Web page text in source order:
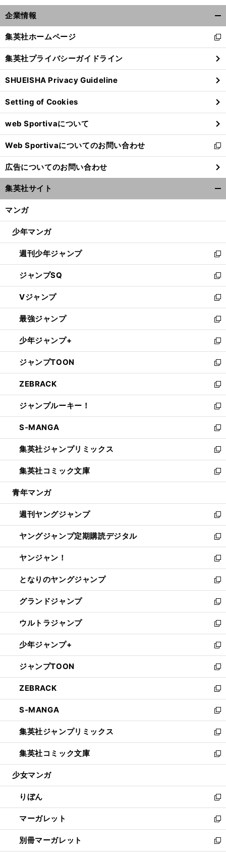
企業情報
閉
る
集英社ホームページ
新
し
い
ウ
ィ
ン
ド
ウ
で
開
く
集英社プライバシーガイドライン
SHUEISHA Privacy Guideline
Setting of Cookies
web Sportivaについて
Web Sportivaについてのお問い合わせ
新
し
い
ウ
ィ
ン
ウ
開
く
広告についてのお問い合わせ
集英社サイト
マンガ
少年マンガ
週刊少年ジャンプ
新
し
い
ウ
ィ
ン
ド
ウ
で
開
く
ジャンプSQ
新
し
い
ウ
ィ
ン
ド
ウ
で
開
く
Vジャンプ
新
し
い
ウ
ィ
ン
ド
ウ
で
開
く
最強ジャンプ
新
し
い
ウ
ィ
ン
ド
ウ
で
開
く
少年ジャンプ+
新
し
い
ウ
ィ
ン
ド
ウ
で
開
く
ジャンプTOON
新
し
い
ウ
ィ
ン
ド
ウ
で
開
く
ZEBRACK
新
し
い
ウ
ィ
ン
ド
ウ
で
開
ジャンプルーキー！
新
し
い
ウ
ィ
ン
ド
ウ
開
く
S-MANGA
新
し
い
ウ
ィ
ン
ウ
で
開
く
集英社ジャンプリミックス
新
し
い
ウ
ン
ド
ウ
で
開
く
集英社コミック文庫
新
し
ウ
ィ
ン
ド
ウ
で
開
く
青年マンガ
週刊ヤングジャンプ
新
し
い
ウ
ィ
ン
ド
ウ
で
開
く
ヤングジャンプ定期購読デジタル
新
し
い
ウ
ィ
ン
ド
ウ
で
開
く
ヤンジャン！
新
し
い
ウ
ィ
ン
ド
ウ
で
開
く
となりのヤングジャンプ
新
し
い
ウ
ィ
ン
ド
ウ
で
開
く
グランドジャンプ
新
し
い
ウ
ィ
ン
ド
ウ
で
開
く
ウルトラジャンプ
新
し
い
ウ
ィ
ン
ド
ウ
で
開
く
少年ジャンプ+
新
し
い
ウ
ィ
ン
ド
ウ
で
開
く
ジャンプTOON
新
し
い
ウ
ィ
ン
ド
ウ
で
開
ZEBRACK
新
し
い
ウ
ィ
ン
ド
ウ
開
く
S-MANGA
新
し
い
ウ
ィ
ン
ウ
で
開
く
集英社ジャンプリミックス
新
し
い
ウ
ン
ド
ウ
で
開
く
集英社コミック文庫
新
し
ウ
ィ
ン
ド
ウ
で
開
少女マンガ
りぼん
新
し
い
ウ
ィ
マーガレット
新
し
い
別冊マーガレット
新